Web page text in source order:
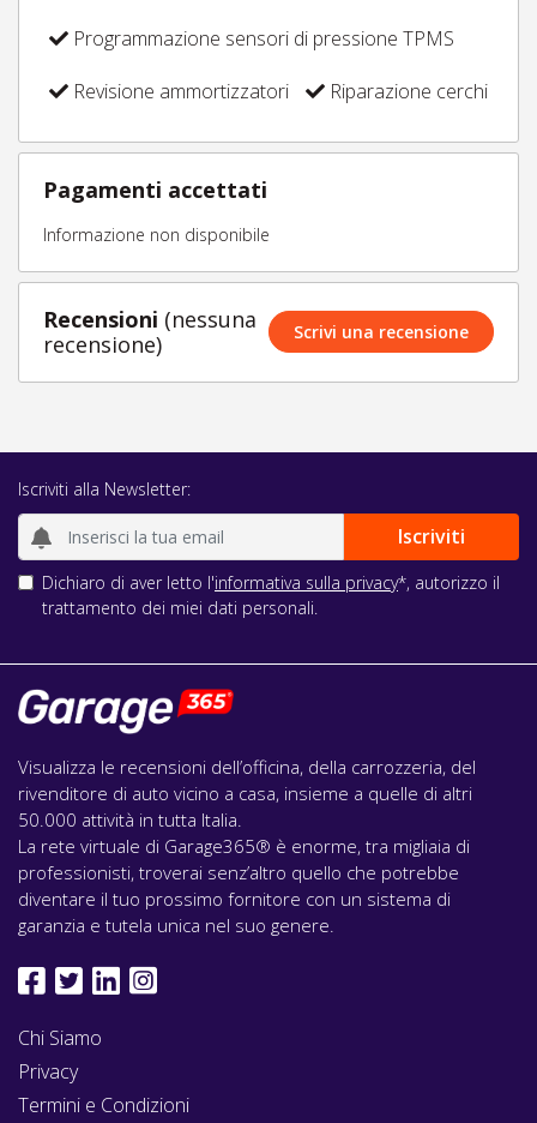
Programmazione sensori di pressione TPMS
Revisione ammortizzatori
Riparazione cerchi
Pagamenti accettati
Informazione non disponibile
Recensioni (nessuna
recensione)
Scrivi una recensione
Iscriviti alla Newsletter:
Dichiaro di aver letto l'informativa sulla privacy*, autorizzo il
trattamento dei miei dati personali.
Visualizza le recensioni dell’officina, della carrozzeria, del
rivenditore di auto vicino a casa, insieme a quelle di altri
50.000 attività in tutta Italia.
La rete virtuale di Garage365® è enorme, tra migliaia di
professionisti, troverai senz’altro quello che potrebbe
diventare il tuo prossimo fornitore con un sistema di
garanzia e tutela unica nel suo genere.
Chi Siamo
Privacy
Termini e Condizioni